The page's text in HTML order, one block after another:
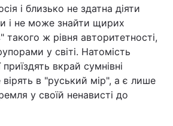
і близько не здатна діяти
і не може знайти щирих
такого ж рівня авторитетності,
у світі. Натомість
приїздять вкрай сумнівні
вірять в "руський мір", а є лише
у своїй ненависті до